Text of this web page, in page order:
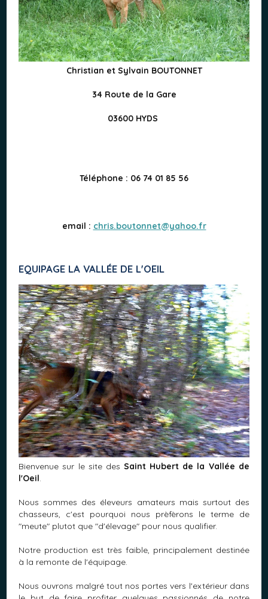
Christian et Sylvain BOUTONNET
34 Route de la Gare
03600 HYDS
Téléphone : 06 74 01 85 56
email : chris.boutonnet@yahoo.fr
EQUIPAGE LA VALLÉE DE L'OEIL
Bienvenue sur le site des Saint Hubert de la Vallée de
l'Oeil.
Nous sommes des éleveurs amateurs mais surtout des
chasseurs, c'est pourquoi nous prèfèrons le terme de
"meute" plutot que "d'élevage" pour nous qualifier.
Notre production est très faible, principalement destinée
à la remonte de l'équipage.
Nous ouvrons malgré tout nos portes vers l'extérieur dans